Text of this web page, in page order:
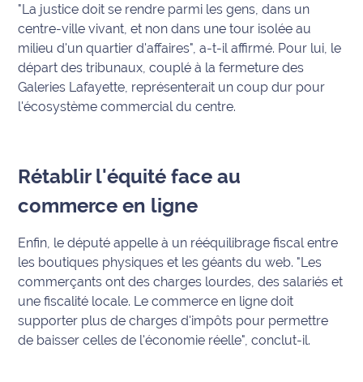
contacter
Ecouter
et voir
Maritima
annonceur
Recrutement
Mention
légales
Conditions
"La justice doit se rendre parmi les gens, dans un
centre-ville vivant, et non dans une tour isolée au
milieu d'un quartier d'affaires" , a-t-il affirmé. Pour lui, le
départ des tribunaux, couplé à la fermeture des
Galeries Lafayette, représenterait un coup dur pour
l'écosystème commercial du centre.
Rétablir l'équité face au
commerce en ligne
Enfin, le député appelle à un rééquilibrage fiscal entre
les boutiques physiques et les géants du web. "Les
commerçants ont des charges lourdes, des salariés et
une fiscalité locale. Le commerce en ligne doit
supporter plus de charges d'impôts pour permettre
de baisser celles de l'économie réelle" , conclut-il.